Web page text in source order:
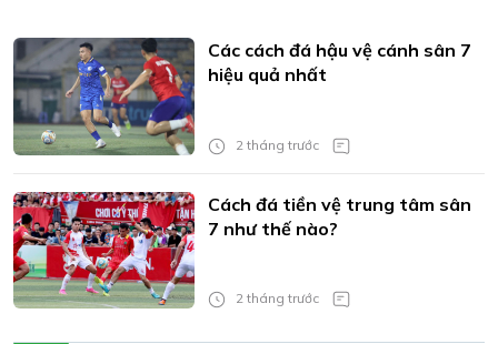
Các cách đá hậu vệ cánh sân 7
hiệu quả nhất
2 tháng trước
Cách đá tiền vệ trung tâm sân
7 như thế nào?
2 tháng trước